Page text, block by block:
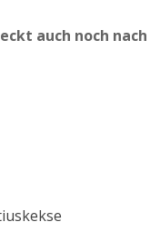
auch noch